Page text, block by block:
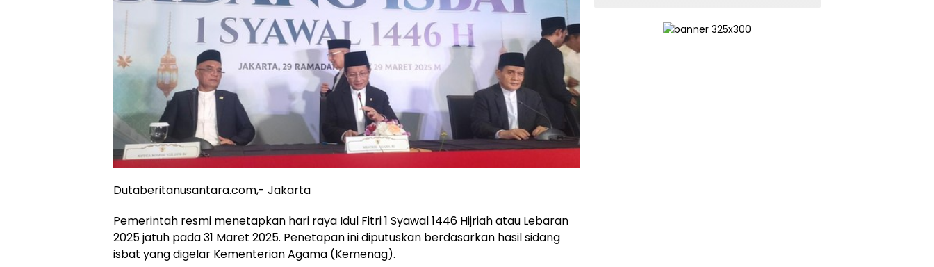
Dutaberitanusantara.com,- Jakarta
Pemerintah resmi menetapkan hari raya Idul Fitri 1 Syawal 1446 Hijriah atau Lebaran
2025 jatuh pada 31 Maret 2025. Penetapan ini diputuskan berdasarkan hasil sidang
isbat yang digelar Kementerian Agama (Kemenag).